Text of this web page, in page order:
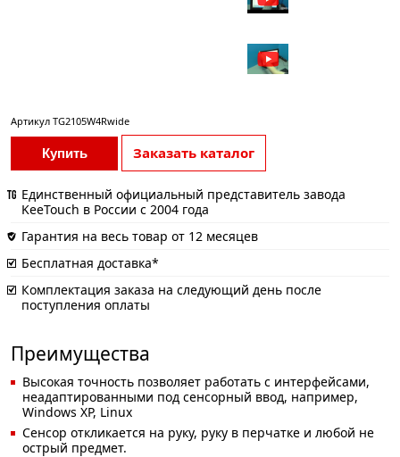
Артикул TG2105W4Rwide
Купить Заказать каталог
Единственный официальный представитель завода
KeeTouch в России с 2004 года
Гарантия на весь товар от 12 месяцев
Бесплатная доставка*
Комплектация заказа на следующий день после
поступления оплаты
Преимущества
Высокая точность позволяет работать с интерфейсами,
неадаптированными под сенсорный ввод, например,
Windows XP, Linux
Сенсор откликается на руку, руку в перчатке и любой не
острый предмет.